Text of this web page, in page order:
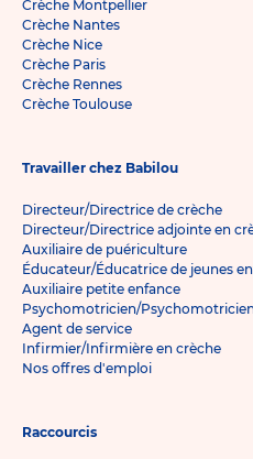
Crèche Montpellier
Crèche Nantes
Crèche Nice
Crèche Paris
Crèche Rennes
Crèche Toulouse
Travailler chez Babilou
Directeur/Directrice de crèche
Directeur/Directrice adjointe en
Auxiliaire de puériculture
Éducateur/Éducatrice de jeunes
Auxiliaire petite enfance
Psychomotricien/
Agent de service
Infirmier/Infirmière en crèche
Nos offres d'emploi
Raccourcis